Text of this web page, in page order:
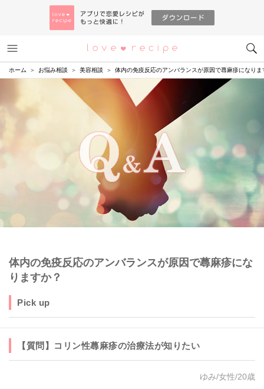
恋愛レシピ
ホーム お悩み相談 美容相談 体内の免疫反応のアンバランスが原因で蕁麻疹になりま
体内の免疫反応のアンバランスが原因で蕁麻疹にな
りますか？
Pick up
【質問】コリン性蕁麻疹の治療法が知りたい
ゆみ/女性/20歳